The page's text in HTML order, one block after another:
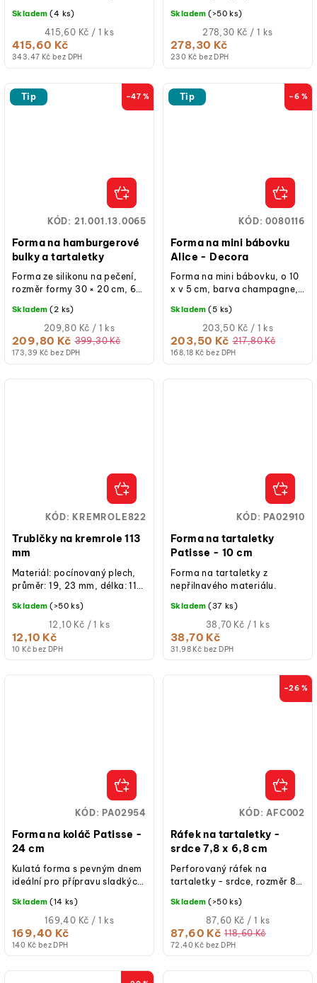
343,47 Kč bez DPH
415,60 Kč
Měrná
cena:
415,60 Kč / 1 ks
Skladem (4 ks)
rovnoměrné vedení tepla,
vhodná na...
230 Kč bez DPH
278,30 Kč
Měrná
cena:
278,30 Kč / 1 ks
Skladem (>50 ks)
pohárků, vhodné do myčky,...
Tip –47 %
Forma na hamburgerové
bulky a tartaletky
173,39 Kč bez DPH
209,80 Kč 399,30 Kč
Měrná
cena:
209,80 Kč / 1 ks
Skladem (2 ks)
Forma ze silikonu na pečení,
rozměr formy 30 × 20 cm, 6
výška 20 mm, teplotní
odolnost –60 až...
KÓD: 21.001.13.0065
Tip –6 %
Forma na mini bábovku
Alice - Decora
168,18 Kč bez DPH
203,50 Kč 217,80 Kč
Měrná
cena:
203,50 Kč / 1 ks
Skladem (5 ks)
Forma na mini bábovku, o 10
x v 5 cm, barva champagne,
odolná a nepřilnavá.
KÓD:0080116
Trubičky na kremrole 113
mm
10 Kč bez DPH
12,10 Kč
Měrná
cena:
12,10 Kč / 1 ks
Skladem (>50 ks)
Materiál: pocínovaný plech,
průměr: 19, 23 mm, délka: 113
mají kónický tvar pro...
KÓD: KREMROLE822
Forma na tartaletky
Patisse - 10 cm
31,98 Kč bez DPH
38,70 Kč
Měrná
cena:
38,70 Kč / 1 ks
Skladem (37 ks)
Forma na tartaletky z
nepřilnavého materiálu.
KÓD: PA02910
Forma na koláč Patisse -
24 cm
140 Kč bez DPH
169,40 Kč
Měrná
cena:
169,40 Kč / 1 ks
Skladem (14 ks)
Kulatá forma s pevným dnem
ideální pro přípravu sladkých
KÓD: PA02954
–26 %
Ráfek na tartaletky -
srdce 7,8 x 6,8 cm
72,40 Kč bez DPH
87,60 Kč 118,60 Kč
Měrná
cena:
87,60 Kč / 1 ks
Skladem (>50 ks)
Perforovaný ráfek na
tartaletky - srdce, rozměr 80
pečení i chlazení.
KÓD:AFC002